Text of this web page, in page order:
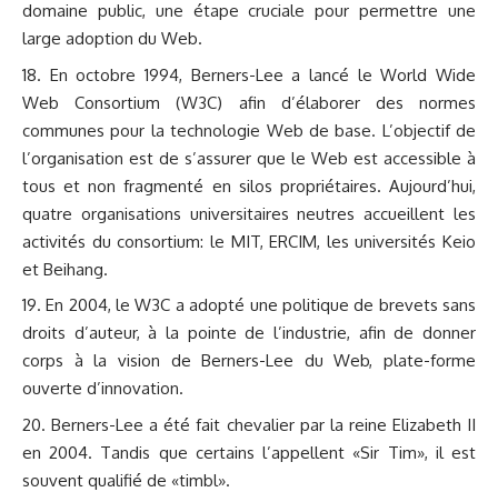
domaine public, une étape cruciale pour permettre une
large adoption du Web.
En octobre 1994, Berners-Lee a lancé le World Wide
Web Consortium (W3C) afin d’élaborer des normes
communes pour la technologie Web de base. L’objectif de
l’organisation est de s’assurer que le Web est accessible à
tous et non fragmenté en silos propriétaires. Aujourd’hui,
quatre organisations universitaires neutres accueillent les
activités du consortium: le MIT, ERCIM, les universités Keio
et Beihang.
En 2004, le W3C a adopté une politique de brevets sans
droits d’auteur, à la pointe de l’industrie, afin de donner
corps à la vision de Berners-Lee du Web, plate-forme
ouverte d’innovation.
Berners-Lee a été fait chevalier par la reine Elizabeth II
en 2004. Tandis que certains l’appellent «Sir Tim», il est
souvent qualifié de «timbl».